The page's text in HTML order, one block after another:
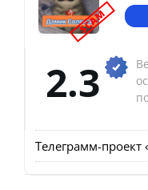
SCAM
2.3
Телеграмм-проект